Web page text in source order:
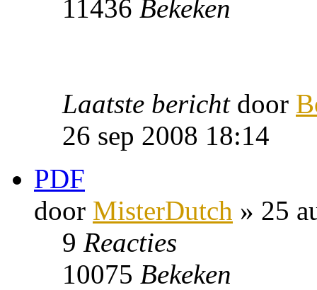
11436 Bekeken
Laatste bericht door
26 sep 2008 18:14
PDF
door MisterDutch » 25
9 Reacties
10075 Bekeken